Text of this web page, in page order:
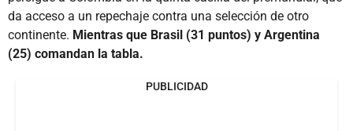
da acceso a un repechaje contra una selección de otro
continente. Mientras que Brasil (31 puntos) y Argentina
(25) comandan la tabla.
PUBLICIDAD